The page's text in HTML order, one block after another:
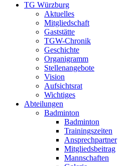
TG Würzburg
Aktuelles
Mitgliedschaft
Gaststätte
TGW-Chronik
Geschichte
Organigramm
Stellenangebote
Vision
Aufsichtsrat
Wichtiges
Abteilungen
Badminton
Badminton
Trainingszeiten
Ansprechpartner
Mitgliedsbeitrag
Mannschaften